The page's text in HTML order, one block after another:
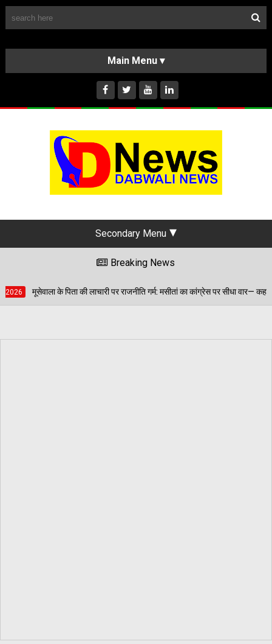
HOME
ABOUT US
INSTAGRAM
Secondary Menu
Breaking News
पर राजनीति गर्म: मसीतां का कांग्रेस पर सीधा वार— कहा- 'सिखों के प्रति कांग्रेस का द्वेष